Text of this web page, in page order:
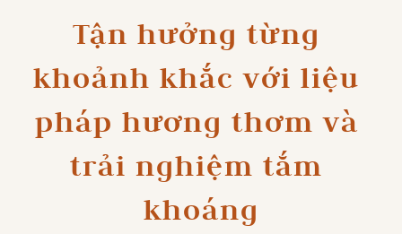
Tận hưởng từng
khoảnh khắc với liệu
pháp hương thơm và
trải nghiệm tắm
khoáng